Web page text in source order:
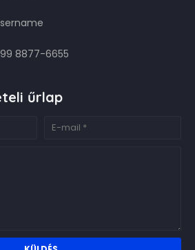
8877-6655
űrlap